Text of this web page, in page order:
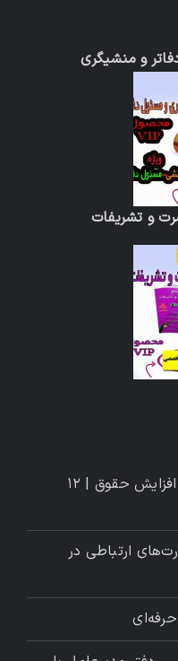
و منشیگری
و تشریفات
راز افزایش انگیزه کارکنان بدون افزایش حقوق | ۱۲
ارتباطی در